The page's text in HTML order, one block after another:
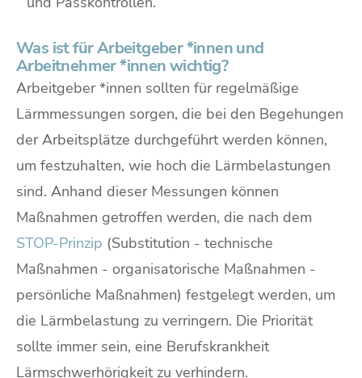
Was ist für Arbeitgeber *innen und
Arbeitnehmer *innen wichtig?
Arbeitgeber *innen sollten für regelmäßige
Lärmmessungen sorgen, die bei den Begehungen
der Arbeitsplätze durchgeführt werden können,
um festzuhalten, wie hoch die Lärmbelastungen
sind. Anhand dieser Messungen können
Maßnahmen getroffen werden, die nach dem
STOP-Prinzip (Substitution - technische
Maßnahmen - organisatorische Maßnahmen -
persönliche Maßnahmen) festgelegt werden, um
die Lärmbelastung zu verringern. Die Priorität
sollte immer sein, eine Berufskrankheit
Lärmschwerhörigkeit zu verhindern.